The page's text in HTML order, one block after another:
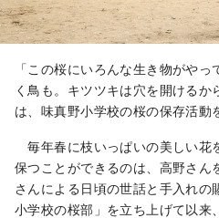
「この桜にいろんな生き物がや
く鳥も。キツツキは穴を開ける
は、味真野小学校の桜の保存活動
毎年春に枝いっぱいの美しい花
保つことができるのは、高野さん
さんによる日頃の世話と手入れ
小学校の桜部」を立ち上げて以来